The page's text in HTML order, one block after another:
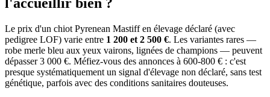
l'accueillir bien ?
Le prix d'un chiot Pyrenean Mastiff en élevage déclaré (avec
pedigree LOF) varie entre 1 200 et 2 500 €. Les variantes rares —
robe merle bleu aux yeux vairons, lignées de champions — peuvent
dépasser 3 000 €. Méfiez-vous des annonces à 600-800 € : c'est
presque systématiquement un signal d'élevage non déclaré, sans test
génétique, parfois avec des conditions sanitaires douteuses.